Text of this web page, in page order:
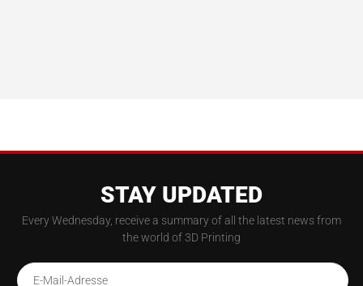
STAY UPDATED
Every Wednesday, receive a summary of all the latest news from
the world of 3D Printing
E-Mail-Adresse